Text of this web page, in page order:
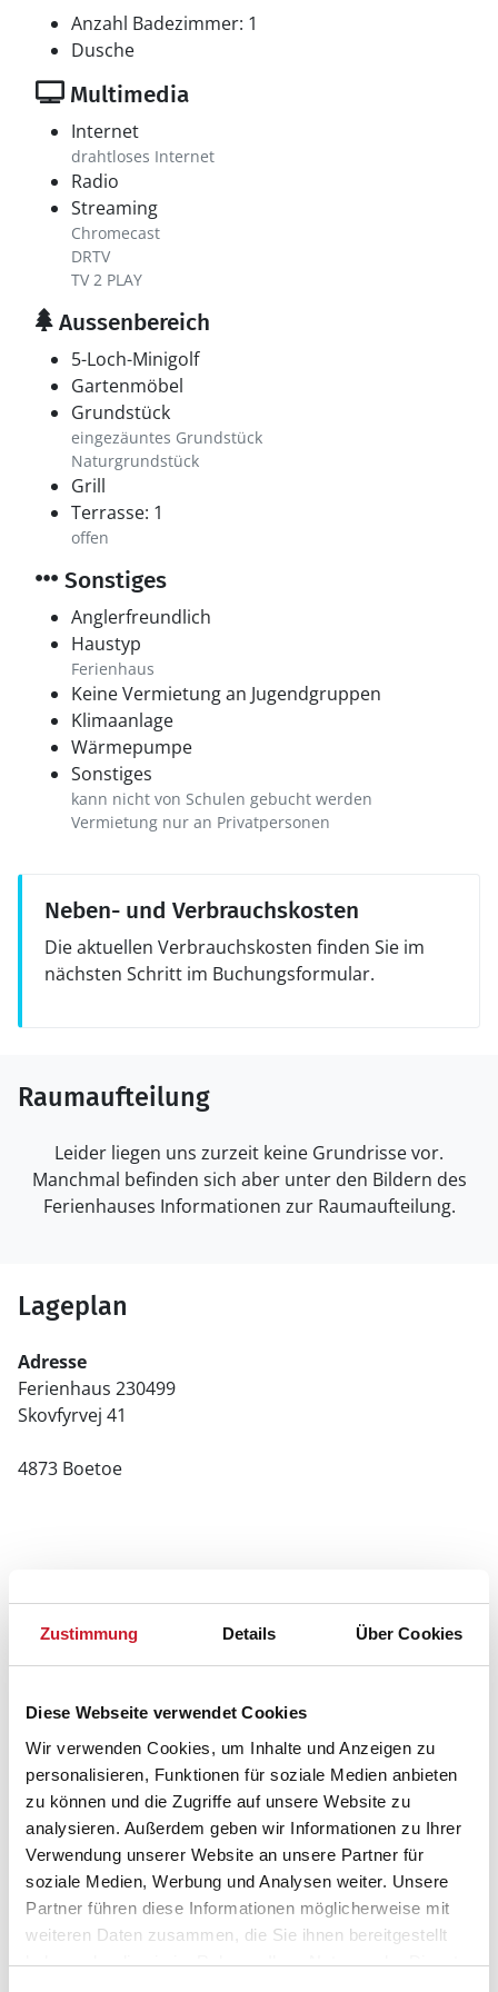
Zustimmung Details Über Cookies
Diese Webseite verwendet Cookies
Wir verwenden Cookies, um Inhalte und Anzeigen zu
personalisieren, Funktionen für soziale Medien anbieten
zu können und die Zugriffe auf unsere Website zu
analysieren. Außerdem geben wir Informationen zu Ihrer
Verwendung unserer Website an unsere Partner für
soziale Medien, Werbung und Analysen weiter. Unsere
Partner führen diese Informationen möglicherweise mit
weiteren Daten zusammen, die Sie ihnen bereitgestellt
haben oder die sie im Rahmen Ihrer Nutzung der Dienste
Anzahl Badezimmer: 1
Dusche
Multimedia
Internet
drahtloses Internet
Radio
Streaming
Chromecast
DRTV
TV 2 PLAY
Aussenbereich
5-Loch-Minigolf
Gartenmöbel
Grundstück
eingezäuntes Grundstück
Naturgrundstück
Grill
Terrasse: 1
offen
Sonstiges
Anglerfreundlich
Haustyp
Ferienhaus
Keine Vermietung an Jugendgruppen
Klimaanlage
Wärmepumpe
Sonstiges
kann nicht von Schulen gebucht werden
Vermietung nur an Privatpersonen
Neben- und Verbrauchskosten
Die aktuellen Verbrauchskosten finden Sie im
nächsten Schritt im Buchungsformular.
Raumaufteilung
Leider liegen uns zurzeit keine Grundrisse vor.
Manchmal befinden sich aber unter den Bildern des
Ferienhauses Informationen zur Raumaufteilung.
Lageplan
Adresse
Ferienhaus 230499
Skovfyrvej 41
4873 Boetoe
Belegungskalender